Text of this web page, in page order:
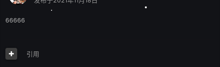
66666
引用